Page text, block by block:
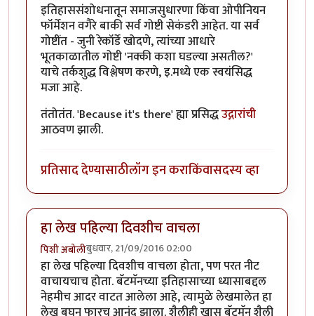
इतिहाससंशोधनातून समाजसुधारणा किंवा ओपीनियन
फॉर्मेशन वगैरे बाकी सर्व गोष्टी सेकंडरी आहेत. या सर्व
गोष्टींत - जुनी रेकॉर्डे खोदणे, त्यांच्या आधारे
भूतकाळातील गोष्टी 'नक्की कशा घडल्या असतील?'
याचे तर्कशुद्ध विश्लेषण करणे, इ.मध्ये एक स्वयंसिद्ध
मजा आहे.
तंतोतंत. 'Because it's there' ह्या प्रसिद्धउद्गारांची
आठवण झाली.
प्रतिसाद देण्यासाठीलॉग इन कराकिंवासदस्य व्हा
हा लेख पहिल्या दिवशीच वाचला
पिशी अबोलीबुधवार, 21/09/2016 02:00
हा लेख पहिल्या दिवशीच वाचला होता, पण परत नीट
वाचायचाच होता. बॅटमॅनच्या इतिहासाच्या ध्यासाबद्दल
नेहमीच आदर वाटत आलेला आहे, त्यामुळे लेखमालेत हा